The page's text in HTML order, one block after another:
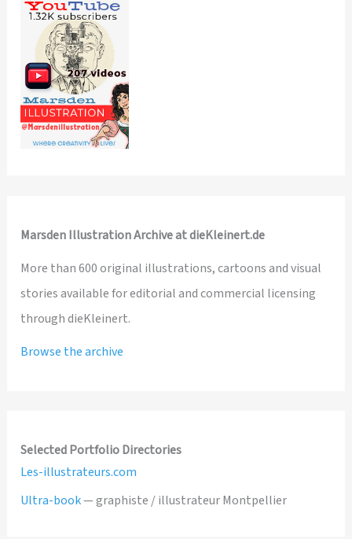
Marsden Illustration Archive at dieKleinert.de
More than 600 original illustrations, cartoons and visual
stories available for editorial and commercial licensing
through dieKleinert.
Browse the archive
Selected Portfolio Directories
Les-illustrateurs.com
Ultra-book— graphiste / illustrateur Montpellier